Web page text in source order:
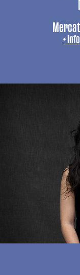
+ info